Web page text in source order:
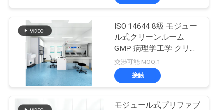
ISO 14644 8級 モジュー
ル式クリーンルーム
GMP 病理学工学 クリー
ンルームソリューション
交渉可能 MOQ:1
接触
モジュール式プリファブ